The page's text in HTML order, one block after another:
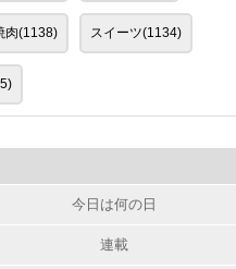
肉(1138) スイーツ(1134)
今日は何の日
連載